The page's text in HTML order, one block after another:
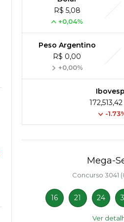
R$ 5,08
+0,04%
Peso Argentino
R$ 0,00
+0,00%
-
Mega-
Concurso 3041
16 21 24
Ver